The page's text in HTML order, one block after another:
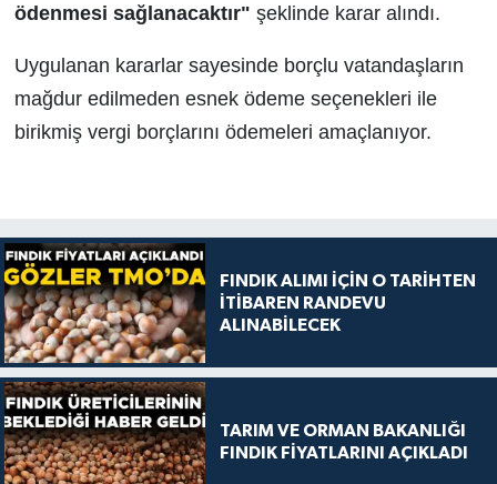
ödenmesi sağlanacaktır" şeklinde karar alındı.
Uygulanan kararlar sayesinde borçlu vatandaşların
mağdur edilmeden esnek ödeme seçenekleri ile
birikmiş vergi borçlarını ödemeleri amaçlanıyor.
FINDIK ALIMI İÇİN O TARİHTEN
İTİBAREN RANDEVU
ALINABİLECEK
TARIM VE ORMAN BAKANLIĞI
FINDIK FİYATLARINI AÇIKLADI